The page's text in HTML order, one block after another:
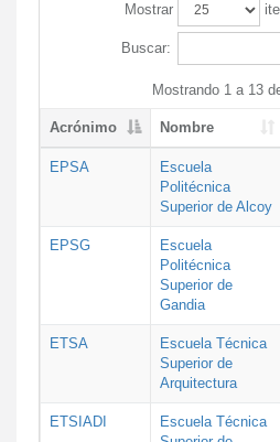
Mostrar
Buscar:
Mostrando 1 a 13
Acrónimo Nombre
EPSA
Escuela
Politécnica
Superior de Alcoy
EPSG
Escuela
Politécnica
Superior de
Gandia
ETSA
Escuela Técnica
Superior de
Arquitectura
ETSIADI
Escuela Técnica